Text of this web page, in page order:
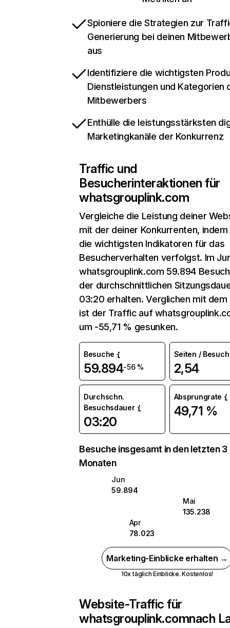
Spioniere die Strategien zur
Generierung bei deinen
aus
Identifiziere die wichtigsten
Dienstleistungen und Kategorien
Mitbewerbers
Enthülle die leistungsstärksten
Marketingkanäle der Konkurrenz
Traffic und
Besucherinteraktionen für
whatsgrouplink.com
Vergleiche die Leistung deiner
mit der deiner Konkurrenten, indem
die wichtigsten Indikatoren für das
Besucherverhalten verfolgst. Im
whatsgrouplink.com 59.894
der durchschnittlichen
03:20 erhalten. Verglichen mit dem
ist der Traffic auf
um -55,71 % gesunken.
Besuche
59.894-56 %
Seiten / Besuch
2,54
Durchschn.
Besuchsdauer
03:20
Absprungrate
49,71 %
Besuche insgesamt in den letzten 3
Monaten
Jun
59.894
Mai
135.238
Apr
78.023
Marketing-Einblicke erhalten →
10x täglich Einblicke. Kostenlos!
Website-Traffic für
whatsgrouplink.comnach